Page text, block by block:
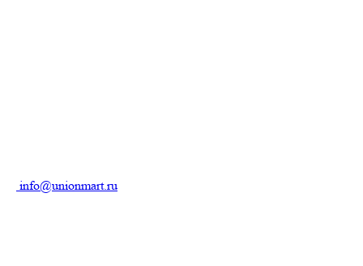
info@unionmart.ru